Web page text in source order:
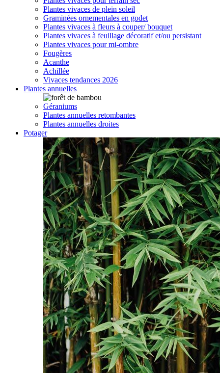
Plantes vivaces de plein soleil
Graminées ornementales en godet
Plantes vivaces à fleurs à couper/ bouquet
Plantes vivaces à feuillage décoratif et/ou persistant
Plantes vivaces pour mi-ombre
Fougères
Acanthe
Achillée
Vivaces tendances 2026
Plantes annuelles
Géraniums
Plantes annuelles retombantes
Plantes annuelles droites
Potager